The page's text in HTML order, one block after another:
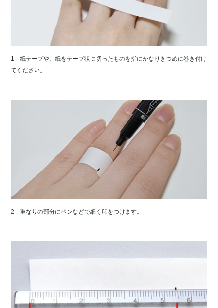
1 紙テープや、紙をテープ状に切ったものを指にかなりきつめに巻き付け
てください。
2 重なりの部分にペンなどで細く印をつけます。